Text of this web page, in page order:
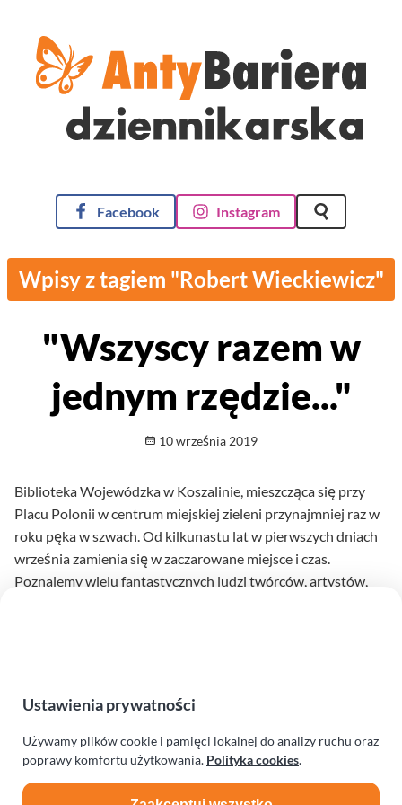
AntyBariera Dziennikarska
Facebook
Instagram Szukaj na
Wpisy z tagiem "Robert Wieckiewicz"
"Wszyscy razem w
jednym rzędzie..."
Opublikowano
10 września 2019
Biblioteka Wojewódzka w Koszalinie, mieszcząca się przy
Placu Polonii w centrum miejskiej zieleni przynajmniej raz w
roku pęka w szwach. Od kilkunastu lat w pierwszych dniach
września zamienia się w zaczarowane miejsce i czas.
Poznajemy wielu fantastycznych ludzi twórców, artystów,
Czytaj dalej
Ustawienia prywatności
Używamy plików cookie i pamięci lokalnej do analizy ruchu oraz
poprawy komfortu użytkowania. Polityka cookies.